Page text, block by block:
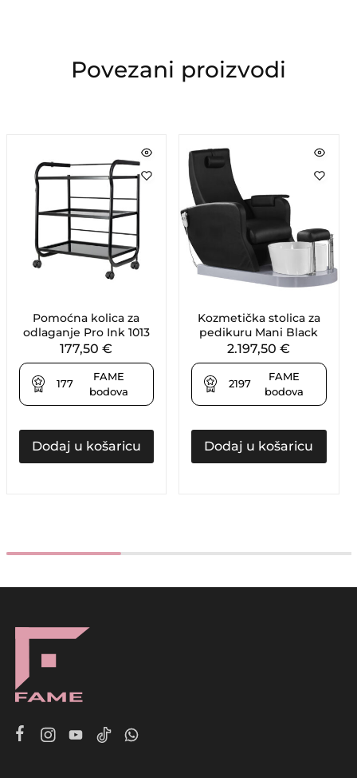
Povezani proizvodi
Pomoćna kolica za
odlaganje Pro Ink 1013
177,50€
177
FAME
bodova
Dodaj u košaricu
Kozmetička stolica za
pedikuru Mani Black
2.197,50€
2197
FAME
bodova
Dodaj u košaricu